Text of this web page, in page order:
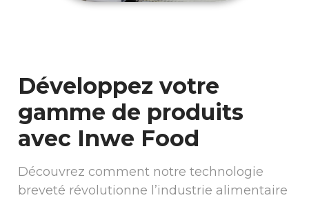
Développez votre
gamme de produits
avec Inwe Food
Découvrez comment notre technologie
breveté révolutionne l’industrie alimentaire